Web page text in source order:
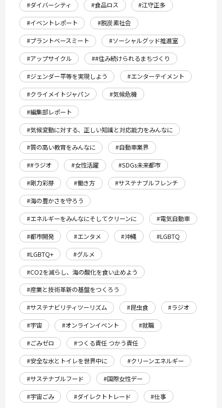
#ダイバーシティ
#食品ロス
#江守正多
#イベントレポート
#脱炭素社会
#プラントベースミート
#ソーシャルグッド推進室
#アップサイクル
##住み続けられるまちづくり
#ジェンダー平等を実現しよう
#エンターテイメント
#クライメイトジャパン
#気候危機
#編集部レポート
#気候変動に対する、正しい知識と対応能力をみんなに
#質の高い教育をみんなに
#自動車業界
##ラジオ
#女性活躍
#SDGs未来都市
#剛力彩芽
#働き方
#サステナブルフレンチ
#海の豊かさを守ろう
#エネルギーをみんなにそしてクリーンに
#電気自動車
#都市開発
#エンタメ #沖縄
#LGBTQ
#LGBTQ+
#グルメ
#CO2を減らし、海の酸化を食い止めよう
#産業と技術革新の基盤をつくろう
#サステナビリティツーリズム
#昆虫食
#ラジオ
#宇宙
#オンラインイベント
#就職
#ごみゼロ
#つくる責任 つかう責任
#安全な水とトイレを世界中に
#クリーンエネルギー
#サステナブルフード
#国際女性デー
#宇宙ごみ
#ダイレクトトレード
#仕事